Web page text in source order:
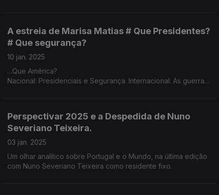
A estreia de Marisa Matias # Que Presidentes?
# Que segurança?
10 jan. 2025
…Que América?
Nacional: Presidenciais e Segurança. Internacional: As guerras
Perspectivar 2025 e a Despedida de Nuno
Severiano Teixeira.
03 jan. 2025
Um olhar analítico sobre Portugal e o Mundo, na última edição
com Nuno Severiano Teixeira como residente fixo.